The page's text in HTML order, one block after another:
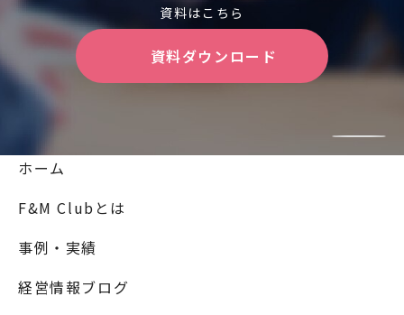
資料はこちら
資料ダウンロード
ホーム
F&M Clubとは
事例・実績
経営情報ブログ